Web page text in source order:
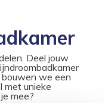
Deel jouw
bouwen we een
met unieke
mee?